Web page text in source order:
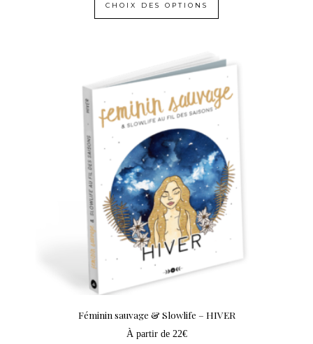
CHOIX DES OPTIONS
Féminin sauvage & Slowlife – HIVER
À partir de 22€